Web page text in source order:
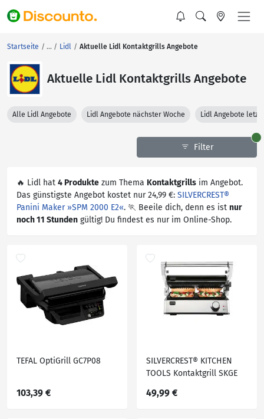
Startseite Lidl Aktuelle Lidl Kontaktgrills Angebote
Aktuelle Lidl Kontaktgrills Angebote
Alle Lidl Angebote Lidl Angebote nächster Woche Lidl Angebote
Filter
🔥 Lidl hat 4 Produkte zum Thema Kontaktgrills im Angebot.
Das günstigste Angebot kostet nur 24,99 €: SILVERCREST®
Panini Maker »SPM 2000 E2«. 🏃 Beeile dich, denn es ist nur
noch 11 Stunden gültig! Du findest es nur im Online-Shop.
TEFAL OptiGrill GC7P08
103,39 €
SILVERCREST® KITCHEN
TOOLS Kontaktgrill SKGE
49,99 €